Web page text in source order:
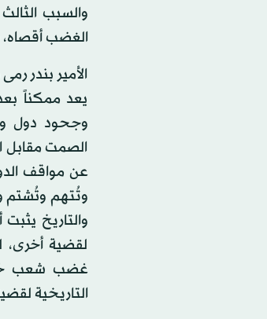
والسبب
الغضب
الأمير بندر
يعد ممكناً
وجحود دول
الصمت مقابل
عن مواقف
وتُتهم وتُشتم
والتاريخ
لقضية
غضب شعب حُكِم
التاريخية